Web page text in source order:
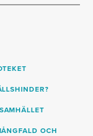
OCH